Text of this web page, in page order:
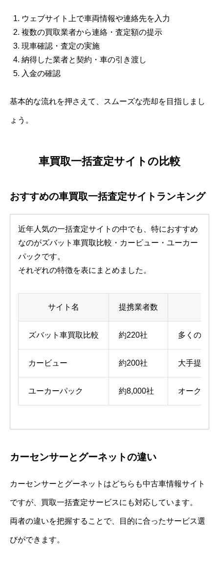
ウェブサイト上で車両情報や連絡先を入力
複数の買取業者から連絡・査定額の提示
現車確認・査定の実施
納得した業者と契約・車の引き渡し
入金の確認
基本的な流れを押さえて、スムーズな売却を目指しまし
ょう。
車買取一括査定サイトの比較
おすすめの車買取一括査定サイトランキング
近年人気の一括査定サイトの中でも、特におすすめ
なのがズバット車買取比較・カービュー・ユーカー
パックです。
それぞれの特徴を表にまとめました。
サイト名 提携業者数
ズバット車買取比較 約220社 多くの業
カービュー 約200社 大手提携
ユーカーパック 約8,000社 オークシ
カーセンサーとグーネットの違い
カーセンサーとグーネットはどちらも中古車情報サイト
ですが、買取一括査定サービスにも対応しています。
両者の違いを把握することで、目的に合ったサービス選
びができます。